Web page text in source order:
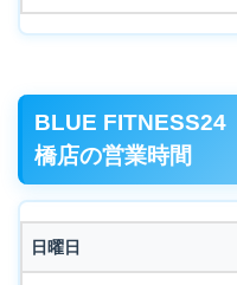
BLUE FITNESS24
橋店の営業時間
日曜日